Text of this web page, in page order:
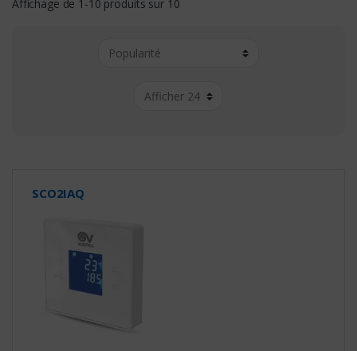
Affichage de 1-10 produits sur 10
SCO2IAQ